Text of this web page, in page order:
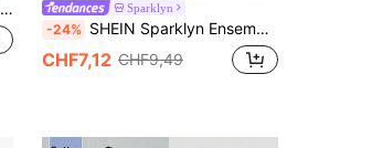
Sparklyn
-24% SHEIN Sparklyn Ensemble de vacances d'été pour filles avec débardeur à nœud rayé et pantalon droit
CHF7,12 CHF9,49